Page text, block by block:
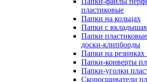
пластиковые
Папки на кольцах
Папки с
Папки
доски-клипборды
Папки на резинках
Папки-конверты
Папки-уголки
Скоросшиватели